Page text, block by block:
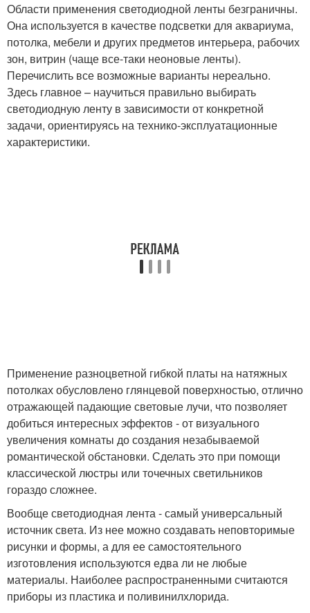
Области применения светодиодной ленты безграничны.
Она используется в качестве подсветки для аквариума,
потолка, мебели и других предметов интерьера, рабочих
зон, витрин (чаще все-таки неоновые ленты).
Перечислить все возможные варианты нереально.
Здесь главное – научиться правильно выбирать
светодиодную ленту в зависимости от конкретной
задачи, ориентируясь на технико-эксплуатационные
характеристики.
Применение разноцветной гибкой платы на натяжных
потолках обусловлено глянцевой поверхностью, отлично
отражающей падающие световые лучи, что позволяет
добиться интересных эффектов - от визуального
увеличения комнаты до создания незабываемой
романтической обстановки. Сделать это при помощи
классической люстры или точечных светильников
гораздо сложнее.
Вообще светодиодная лента - самый универсальный
источник света. Из нее можно создавать неповторимые
рисунки и формы, а для ее самостоятельного
изготовления используются едва ли не любые
материалы. Наиболее распространенными считаются
приборы из пластика и поливинилхлорида.